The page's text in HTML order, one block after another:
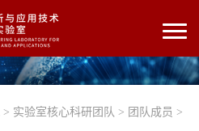
> 实验室核心科研团队 > 团队成员 >